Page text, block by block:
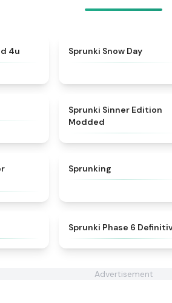
4u Sprunki Snow Day
Sprunki Sinner Edition
Modded
Sprunking
★
Sprunki Phase 6
Advertisement